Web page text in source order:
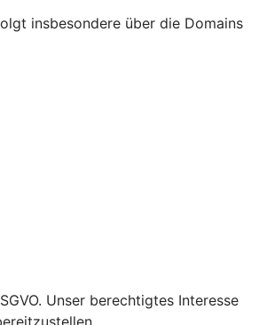
insbesondere über die Domains
Unser berechtigtes Interesse